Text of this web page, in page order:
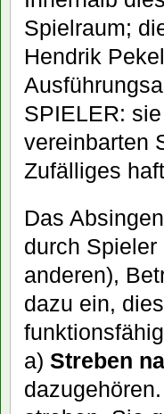
Spielraum;
Hendrik
SPIELER:
vereinbarten
Zufälliges
Das
durch
anderen),
dazu ein,
a) Streben